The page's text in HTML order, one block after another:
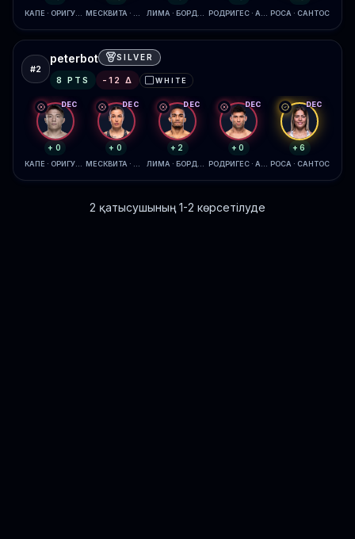
РОСА · САНТОС
#2
peterbot SILVER
8 PTS -12 Δ WHITE
DEC
+0
DEC
+0
DEC
+2
DEC
+0
DEC
+6
РОСА · САНТОС
2 қатысушының 1-2 көрсетілуде